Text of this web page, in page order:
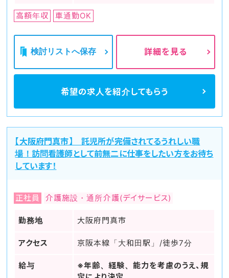
高額年収 車通勤OK
検討リストへ保存 詳細を見る
希望の求人を紹介してもらう
【大阪府門真市】 託児所が完備されてるうれしい職
場！訪問看護師として前無二に仕事をしたい方をお待ち
しています！
正社員 介護施設・通所介護(デイサービス)
勤務地 大阪府門真市
アクセス 京阪本線「大和田駅」/徒歩7分
給与
※年齢、経験、能力を考慮のうえ、規